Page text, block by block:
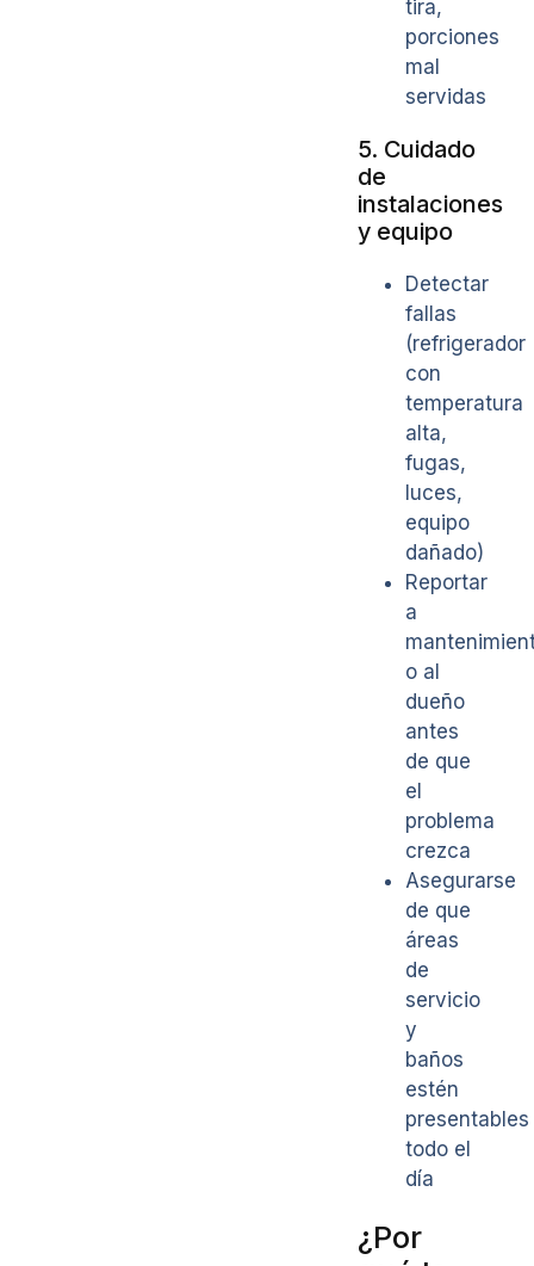
tira,
porciones
mal
servidas
5. Cuidado
de
instalaciones
y equipo
Detectar
fallas
(refrigerador
con
temperatura
alta,
fugas,
luces,
equipo
dañado)
Reportar
a
o al
dueño
antes
de que
el
problema
crezca
Asegurarse
de que
áreas
de
servicio
y
baños
estén
presentables
todo el
día
¿Por